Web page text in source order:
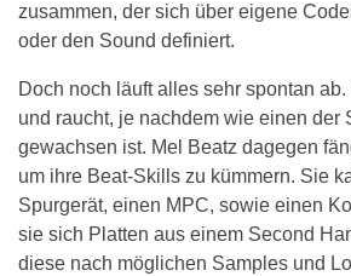
zusammen, der sich über eigene
oder den Sound definiert.
Doch noch läuft alles sehr spontan
und raucht, je nachdem wie einen der
gewachsen ist. Mel Beatz dagegen
um ihre Beat-Skills zu kümmern. Sie
Spurgerät, einen MPC, sowie einen
sie sich Platten aus einem Second
diese nach möglichen Samples und